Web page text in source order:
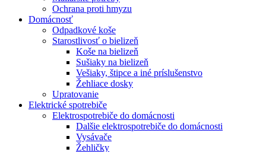
Ochrana proti hmyzu
Domácnosť
Odpadkové koše
Starostlivosť o bielizeň
Koše na bielizeň
Sušiaky na bielizeň
Vešiaky, štipce a iné príslušenstvo
Žehliace dosky
Upratovanie
Elektrické spotrebiče
Elektrospotrebiče do domácnosti
Dalšie elektrospotrebiče do domácnosti
Vysávače
Žehličky